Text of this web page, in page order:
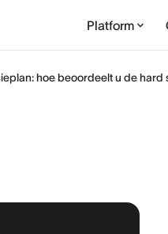
Platform
hoe beoordeelt u de hard